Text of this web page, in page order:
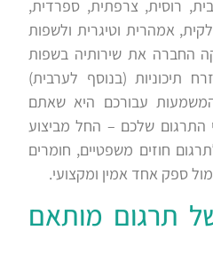
רוסית, צרפתית, ספרדית,
אמהרית וטיגרית ולשפות
החברה את שירותיה בשפות
תיכוניות (בנוסף לערבית)
עבורכם היא שאתם
התרגום שלכם – החל מביצוע
חוזים משפטיים, חומרים
מול ספק אחד אמין ומקצועי.
תרגום מותאם